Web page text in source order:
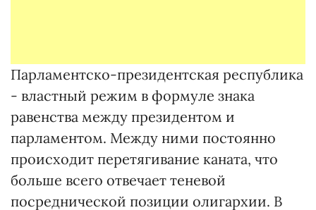
Парламентско-президентская республика
- властный режим в формуле знака
равенства между президентом и
парламентом. Между ними постоянно
происходит перетягивание каната, что
больше всего отвечает теневой
посреднической позиции олигархии. В